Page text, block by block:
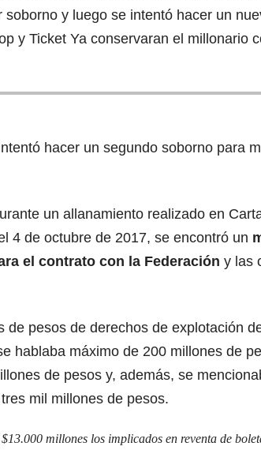
y luego se intentó hacer un
y Ticket Ya conservaran el millonario
hacer un segundo soborno para
un allanamiento realizado en
4 de octubre de 2017, se encontró un
el contrato con la Federación y las
de pesos de derechos de explotación
hablaba máximo de 200 millones de
de pesos y, además, se
mil millones de pesos.
millones los implicados en reventa de